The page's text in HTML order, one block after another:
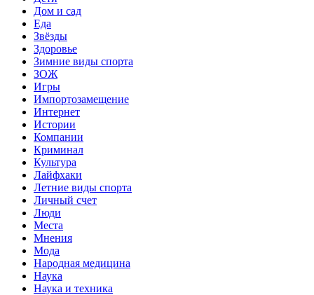
Дом и сад
Еда
Звёзды
Здоровье
Зимние виды спорта
ЗОЖ
Игры
Импортозамещение
Интернет
Истории
Компании
Криминал
Культура
Лайфхаки
Летние виды спорта
Личный счет
Люди
Места
Мнения
Мода
Народная медицина
Наука
Наука и техника